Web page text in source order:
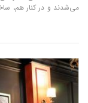
می‌شدند و در کنار هم،